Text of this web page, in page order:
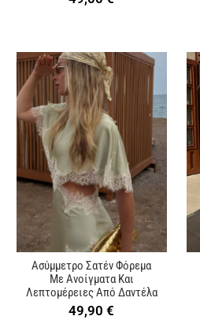
Ασύμμετρο Σατέν Φόρεμα
Με Ανοίγματα Και
Λεπτομέρειες Από Δαντέλα
49,90€